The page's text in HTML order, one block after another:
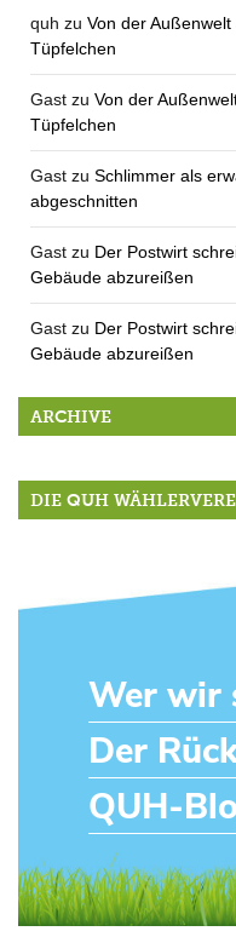
quh zu Von der
Tüpfelchen
Gast zu Von der
Tüpfelchen
Gast zu Schlimmer als
abgeschnitten
Gast zu Der Postwirt
Gebäude abzureißen
Gast zu Der Postwirt
Gebäude abzureißen
ARCHIVE
DIE QUH
Wer wir
Der
QUH-